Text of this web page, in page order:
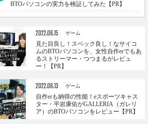
BTOパソコンの実力を検証してみた【PR】
2022.06.15 ゲーム
見た目良し！スペック良し！なサイコ
ムのBTOパソコンを、女性自作erでもあ
るストリーマー・つつまるがレビュ
ー！【PR】
2022.06.13 ゲーム
自作erも納得の性能！eスポーツキャス
ター・平岩康佑がGALLERIA（ガレリ
ア）のBTOパソコンをレビュー【PR】